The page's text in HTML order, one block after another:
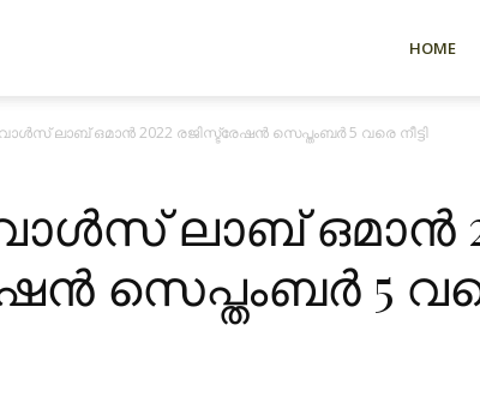
HOME
ലാബ് ഒമാൻ 2022 രജിസ്ട്രേഷൻ സെപ്തംബർ 5 വരെ നീട്ടി
ലാബ് ഒമാൻ
സെപ്തംബർ 5